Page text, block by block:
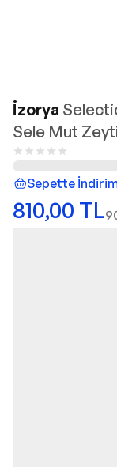
İzorya
Sele Mut
Sepette
810,00 TL